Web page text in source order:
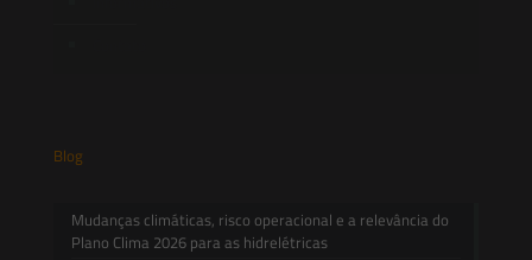
Blog
Mudanças climáticas, risco operacional e a relevância do
Plano Clima 2026 para as hidrelétricas